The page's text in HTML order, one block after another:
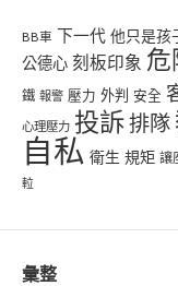
BB車 下一代 他只是孩
公德心 刻板印象 危
鐵 報警 壓力 外判 安全
心理壓力 投訴排隊
自私 衛生 規矩 讓
𨋢
彙整